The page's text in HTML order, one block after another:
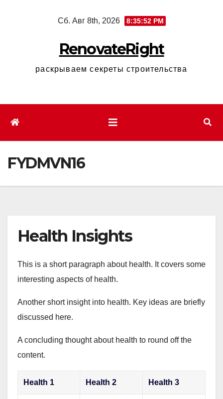
Сб. Авг 8th, 2026 8:35:53 PM
RenovateRight
раскрываем секреты строительства
FYDMVN16
Health Insights
This is a short paragraph about health. It covers some
interesting aspects of health.
Another short insight into health. Key ideas are briefly
discussed here.
A concluding thought about health to round off the
content.
Health 1 Health 2 Health 3